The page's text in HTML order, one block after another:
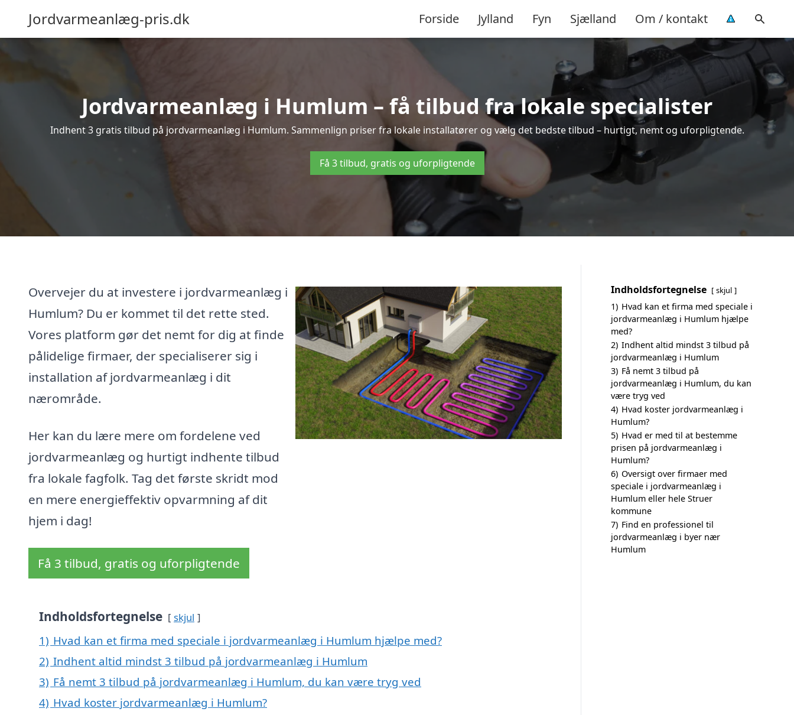
Jordvarmeanlæg-pris.dk Forside Jylland Fyn Sjælland Om / kontakt
Jordvarmeanlæg i Humlum – få tilbud fra lokale specialister
Indhent 3 gratis tilbud på jordvarmeanlæg i Humlum. Sammenlign priser fra lokale installatører og vælg det bedste tilbud – hurtigt, nemt og uforpligtende.
Få 3 tilbud, gratis og uforpligtende
Overvejer du at investere i jordvarmeanlæg i
Humlum? Du er kommet til det rette sted.
Vores platform gør det nemt for dig at finde
pålidelige firmaer, der specialiserer sig i
installation af jordvarmeanlæg i dit
nærområde.
Her kan du lære mere om fordelene ved
jordvarmeanlæg og hurtigt indhente tilbud
fra lokale fagfolk. Tag det første skridt mod
en mere energieffektiv opvarmning af dit
hjem i dag!
Få 3 tilbud, gratis og uforpligtende
Indholdsfortegnelse skjul
1) Hvad kan et firma med speciale i jordvarmeanlæg i Humlum hjælpe med?
2) Indhent altid mindst 3 tilbud på jordvarmeanlæg i Humlum
3) Få nemt 3 tilbud på jordvarmeanlæg i Humlum, du kan være tryg ved
4) Hvad koster jordvarmeanlæg i Humlum?
Indholdsfortegnelse skjul
1) Hvad kan et firma med speciale i
jordvarmeanlæg i Humlum hjælpe
med?
2) Indhent altid mindst 3 tilbud på
jordvarmeanlæg i Humlum
3) Få nemt 3 tilbud på
jordvarmeanlæg i Humlum, du kan
være tryg ved
4) Hvad koster jordvarmeanlæg i
Humlum?
5) Hvad er med til at bestemme
prisen på jordvarmeanlæg i
Humlum?
6) Oversigt over firmaer med
speciale i jordvarmeanlæg i
Humlum eller hele Struer
kommune
7) Find en professionel til
jordvarmeanlæg i byer nær
Humlum